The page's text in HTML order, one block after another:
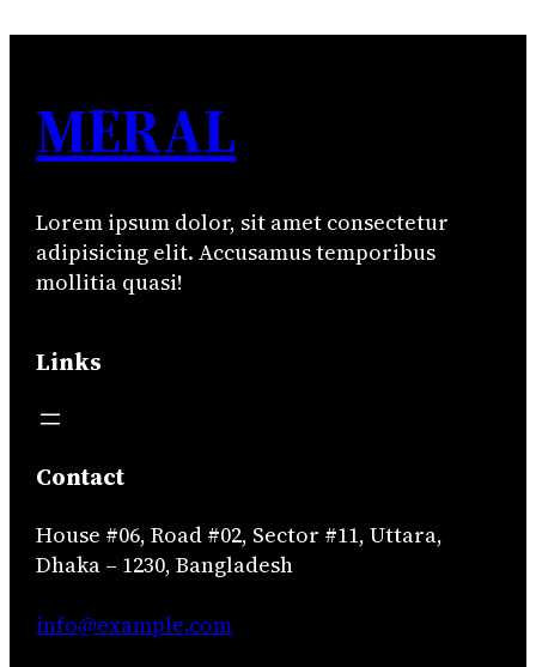
MERAL
Lorem ipsum dolor, sit amet consectetur
adipisicing elit. Accusamus temporibus
mollitia quasi!
Links
Contact
House #06, Road #02, Sector #11, Uttara,
Dhaka – 1230, Bangladesh
info@example.com